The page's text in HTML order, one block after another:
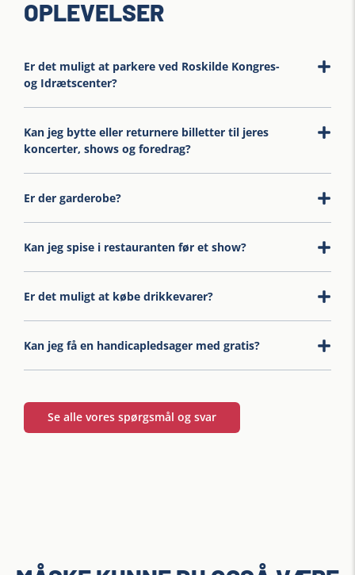
OPLEVELSER
Er det muligt at parkere ved Roskilde Kongres-
og Idrætscenter?
Kan jeg bytte eller returnere billetter til jeres
koncerter, shows og foredrag?
Er der garderobe?
Kan jeg spise i restauranten før et show?
Er det muligt at købe drikkevarer?
Kan jeg få en handicapledsager med gratis?
Se alle vores spørgsmål og svar